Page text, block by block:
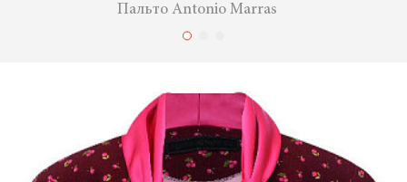
Пальто Antonio Marras